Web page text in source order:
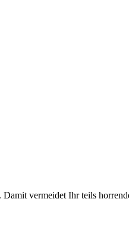
. Damit vermeidet Ihr teils